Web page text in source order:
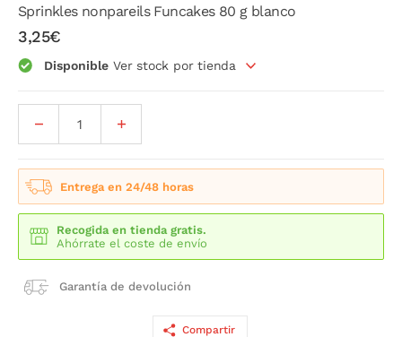
Sprinkles nonpareils Funcakes 80 g blanco
3,25€
Disponible Ver stock por tienda
Entrega en 24/48 horas
Recogida en tienda gratis.
Ahórrate el coste de envío
Garantía de devolución
Compartir